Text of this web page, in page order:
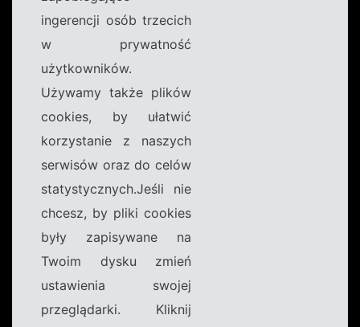
ingerencji osób trzecich
w prywatność
użytkowników.
Używamy także plików
cookies, by ułatwić
korzystanie z naszych
serwisów oraz do celów
statystycznych.Jeśli nie
chcesz, by pliki cookies
były zapisywane na
Twoim dysku zmień
ustawienia swojej
przeglądarki. Kliknij